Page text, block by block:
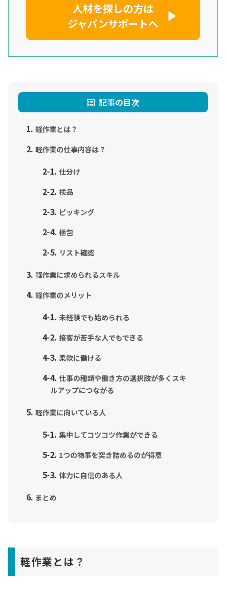
人材を探しの方は
ジャパンサポートへ
記事の目次
軽作業とは？
軽作業の仕事内容は？
仕分け
検品
ピッキング
梱包
リスト確認
軽作業に求められるスキル
軽作業のメリット
未経験でも始められる
接客が苦手な人でもできる
柔軟に働ける
仕事の種類や働き方の選択肢が多くスキ
ルアップにつながる
軽作業に向いている人
集中してコツコツ作業ができる
1つの物事を突き詰めるのが得意
体力に自信のある人
まとめ
軽作業とは？